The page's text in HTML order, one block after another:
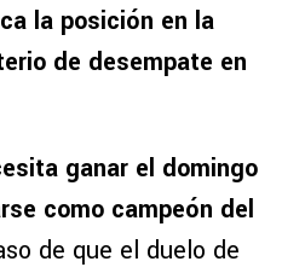
la posición en la
de desempate en
ganar el domingo
como campeón del
de que el duelo de